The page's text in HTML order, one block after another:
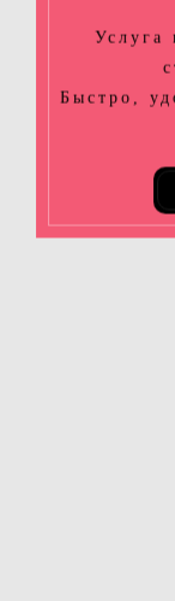
Услуга
Быстро,